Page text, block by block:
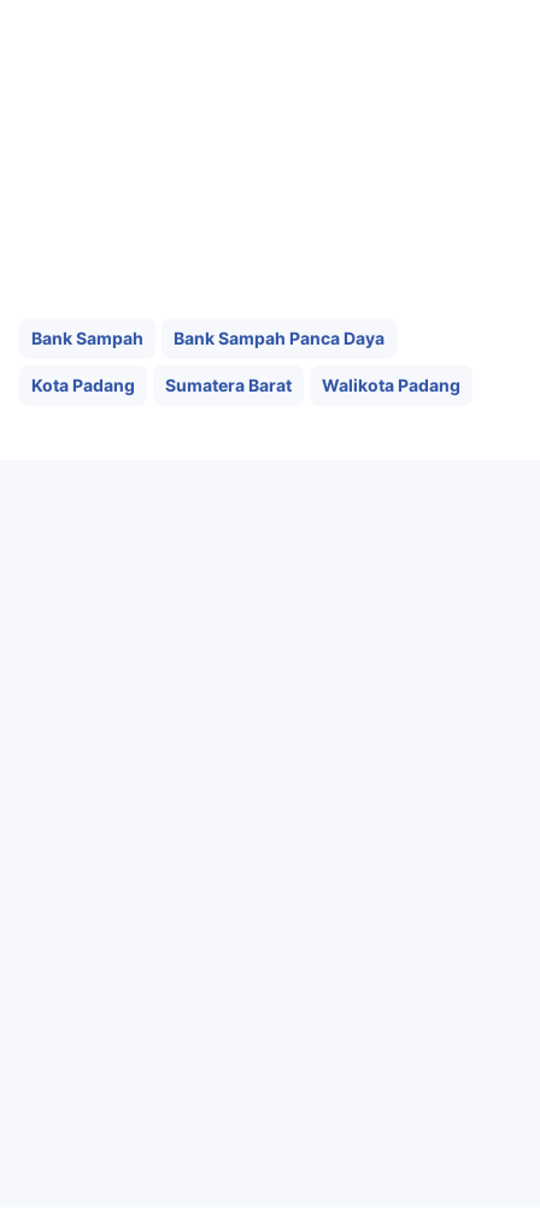
Bank Sampah Bank Sampah Panca Daya
Kota Padang Sumatera Barat Walikota Padang